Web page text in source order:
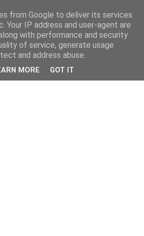
from Google to deliver its services
Your IP address and user-agent are
with performance and security
of service, generate usage
and address abuse.
MORE GOT IT